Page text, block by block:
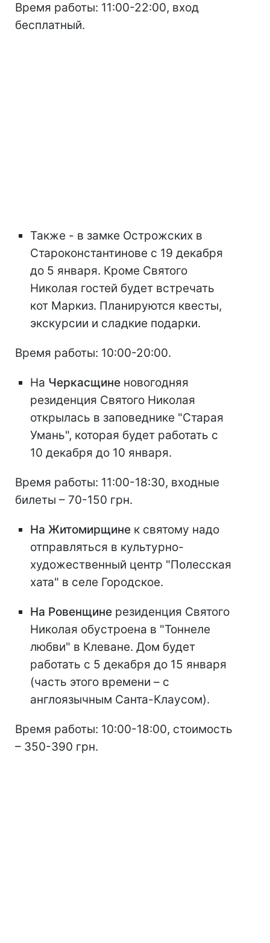
Время работы: 11:00-22:00, вход
бесплатный.
Также - в замке Острожских в
Староконстантинове с 19 декабря
до 5 января. Кроме Святого
Николая гостей будет встречать
кот Маркиз. Планируются квесты,
экскурсии и сладкие подарки.
Время работы: 10:00-20:00.
На Черкасщине новогодняя
резиденция Святого Николая
открылась в заповеднике "Старая
Умань", которая будет работать с
10 декабря до 10 января.
Время работы: 11:00-18:30, входные
билеты – 70-150 грн.
На Житомирщине к святому надо
отправляться в культурно-
художественный центр "Полесская
хата" в селе Городское.
На Ровенщине резиденция Святого
Николая обустроена в "Тоннеле
любви" в Клеване. Дом будет
работать с 5 декабря до 15 января
(часть этого времени – с
англоязычным Санта-Клаусом).
Время работы: 10:00-18:00, стоимость
– 350-390 грн.